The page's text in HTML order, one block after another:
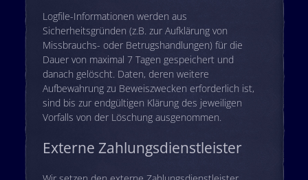
Logfile-Informationen werden aus
Sicherheitsgründen (z.B. zur Aufklärung von
Missbrauchs- oder Betrugshandlungen) für die
Dauer von maximal 7 Tagen gespeichert und
danach gelöscht. Daten, deren weitere
Aufbewahrung zu Beweiszwecken erforderlich ist,
sind bis zur endgültigen Klärung des jeweiligen
Vorfalls von der Löschung ausgenommen.
Externe Zahlungsdienstleister